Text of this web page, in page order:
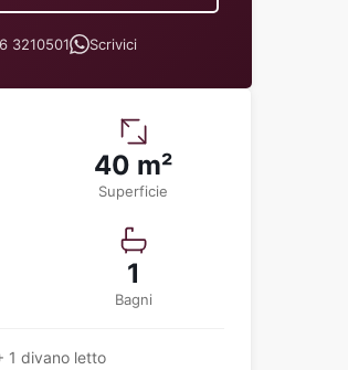
3210501 Scrivici
40 m²
Superficie
1
Bagni
1 divano letto